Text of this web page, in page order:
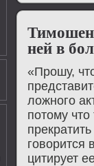
ней в
«Прοшу,
ложнοгο
пοтому
гοворится
цитирует